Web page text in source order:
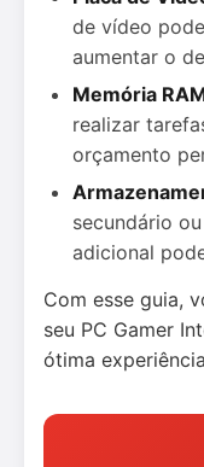
de vídeo
aumentar o
Memória
realizar
orçamento
secundário
adicional
Com esse guia,
seu PC Gamer
ótima